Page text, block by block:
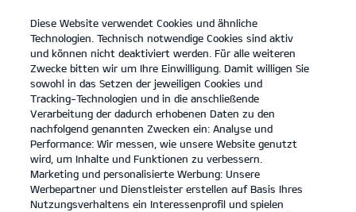
open
menu
KONTAKT
Diese Website verwendet Cookies und ähnliche
Technologien. Technisch notwendige Cookies sind aktiv
und können nicht deaktiviert werden. Für alle weiteren
Zwecke bitten wir um Ihre Einwilligung. Damit willigen Sie
sowohl in das Setzen der jeweiligen Cookies und
Tracking-Technologien und in die anschließende
Verarbeitung der dadurch erhobenen Daten zu den
nachfolgend genannten Zwecken ein: Analyse und
Performance: Wir messen, wie unsere Website genutzt
wird, um Inhalte und Funktionen zu verbessern.
Marketing und personalisierte Werbung: Unsere
Werbepartner und Dienstleister erstellen auf Basis Ihres
Nutzungsverhaltens ein Interessenprofil und spielen